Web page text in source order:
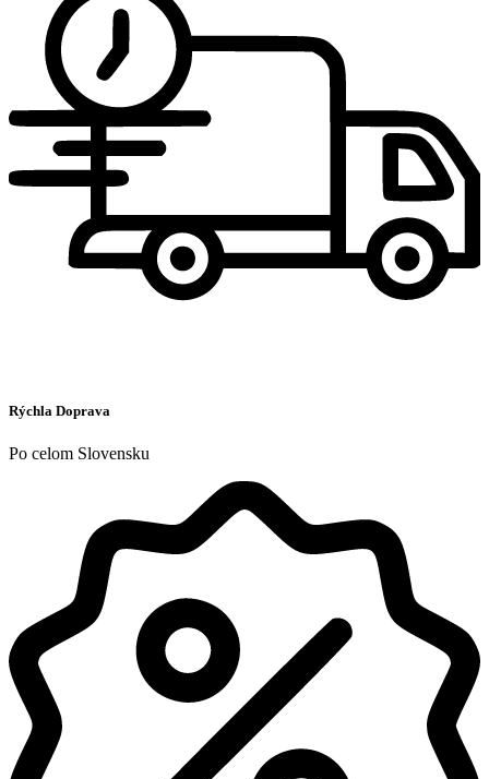
Rýchla Doprava
Po celom Slovensku